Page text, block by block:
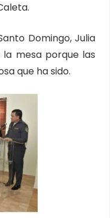
Domingo, Julia
mesa porque las
que ha sido.